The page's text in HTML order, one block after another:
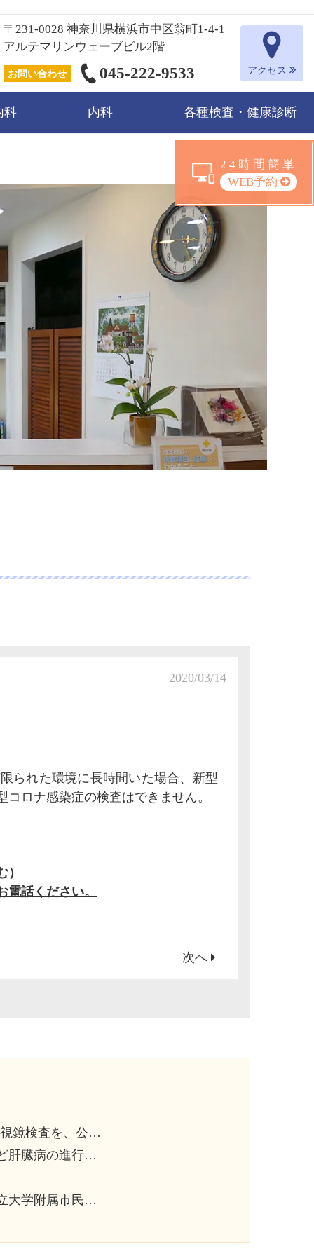
〒231-0028 神奈川県横浜市中区翁町1-4-1
アルテマリンウェーブビル2階
お問い合わせ 045-222-9533 アクセス
科 内科 各種検査・健康診断
2020/03/14
られた環境に長時間いた場合、新型
ロナ感染症の検査はできません。
話ください。
次へ
馬 亮先生にお手伝い頂いております。
を調べましょう。
生にお手伝い頂いております。
24時間簡単
WEB予約